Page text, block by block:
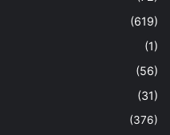
(619)
(1)
(56)
(31)
(376)